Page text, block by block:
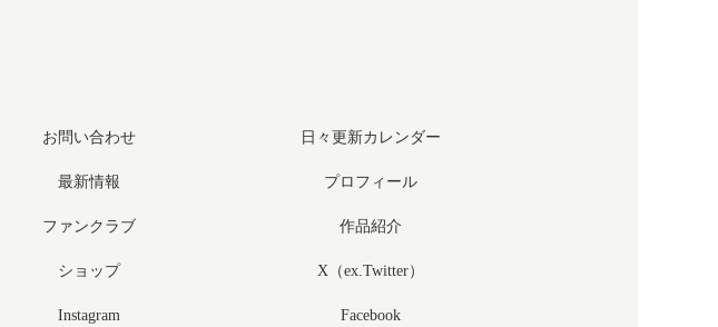
お問い合わせ 日々更新カレンダー
最新情報 プロフィール
ファンクラブ 作品紹介
ショップ X（ex.Twitter）
Instagram Facebook